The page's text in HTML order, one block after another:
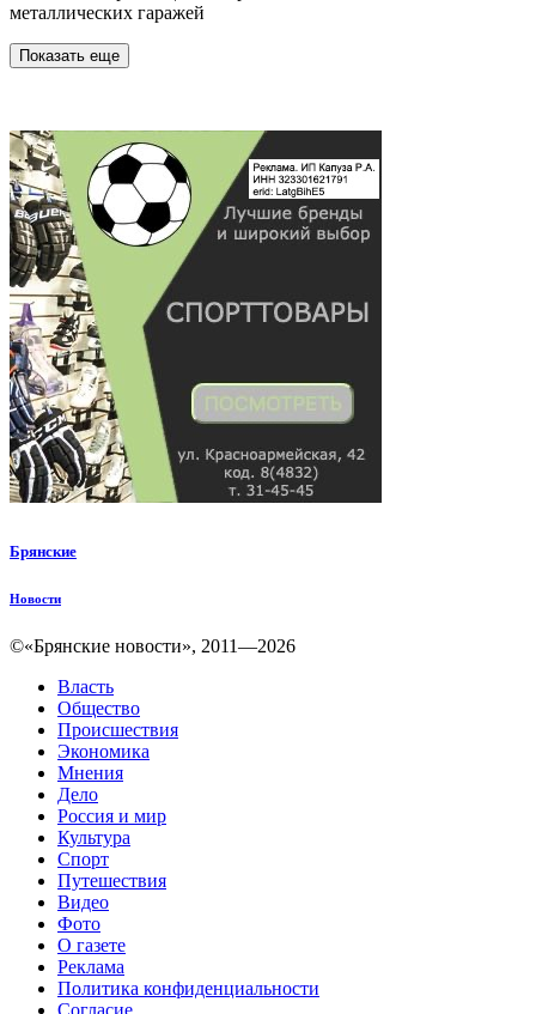
металлических гаражей
Показать еще
Брянские
Новости
©«Брянские новости», 2011—2026
Власть
Общество
Происшествия
Экономика
Мнения
Дело
Россия и мир
Культура
Спорт
Путешествия
Видео
Фото
О газете
Реклама
Политика конфиденциальности
Согласие